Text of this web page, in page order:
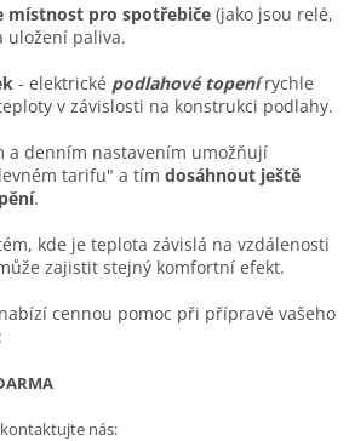
místnost pro spotřebiče (jako jsou relé,
uložení paliva.
- elektrické podlahové topenírychle
v závislosti na konstrukci podlahy.
a denním nastavením umožňují
tarifu" a tím dosáhnout ještě
.
kde je teplota závislá na vzdálenosti
zajistit stejný komfortní efekt.
cennou pomoc při přípravě vašeho
kontaktujte nás: